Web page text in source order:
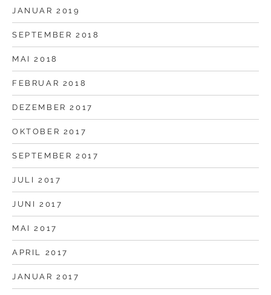
JANUAR 2019
SEPTEMBER 2018
MAI 2018
FEBRUAR 2018
DEZEMBER 2017
OKTOBER 2017
SEPTEMBER 2017
JULI 2017
JUNI 2017
MAI 2017
APRIL 2017
JANUAR 2017